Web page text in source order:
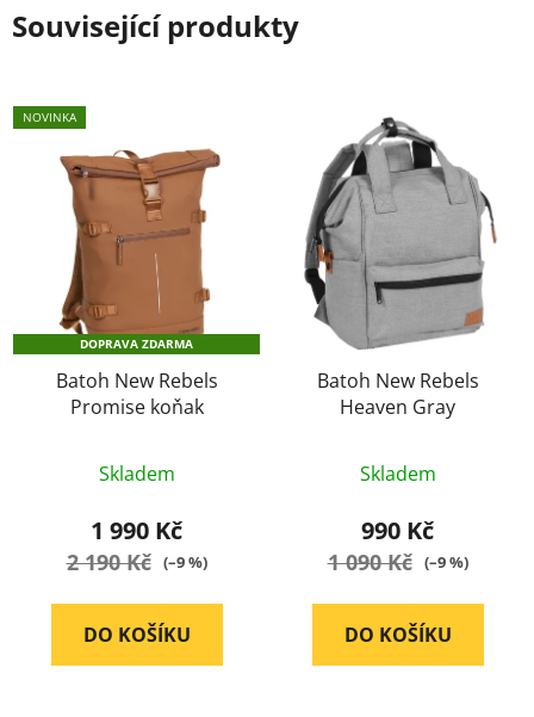
Související produkty
NOVINKA
DOPRAVA ZDARMA
Batoh New Rebels
Promise koňak
hodnocení
produktu
je
5
Skladem
1 990 Kč
2 190 Kč (–9 %)
DO KOŠÍKU
Batoh New Rebels
Heaven Gray
hodnocení
produktu
je
5
Skladem
990 Kč
1 090 Kč (–9 %)
DO KOŠÍKU